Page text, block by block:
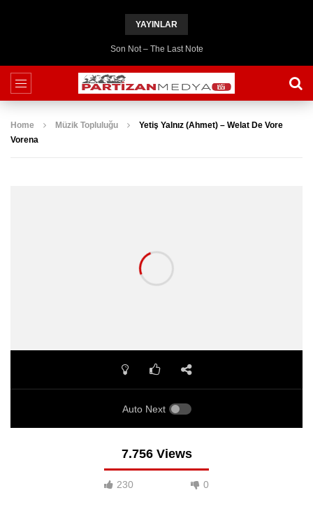
YAYINLAR
Son Not – The Last Note
Home Müzik Topluluğu
Yetiş Yalnız (Ahmet) – Welat De Vore
Vorena
Auto Next
7.756 Views
230 0